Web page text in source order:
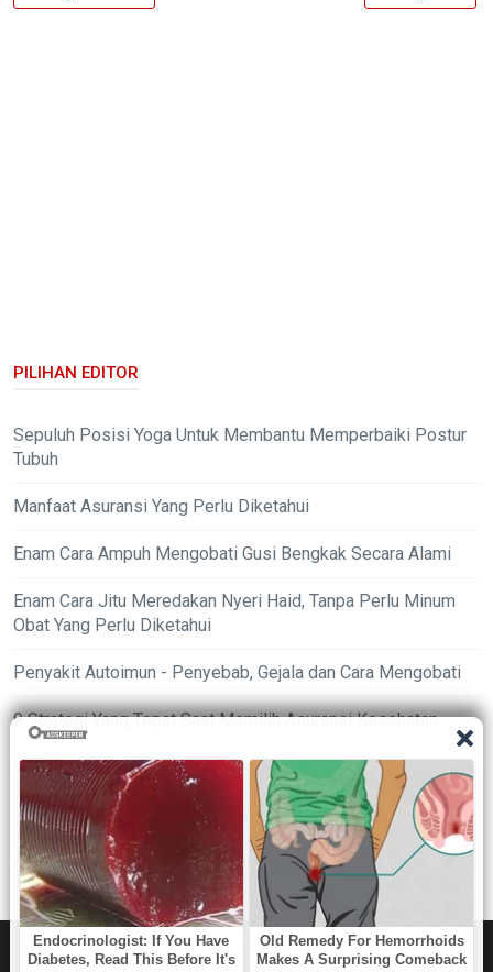
PILIHAN EDITOR
Sepuluh Posisi Yoga Untuk Membantu Memperbaiki Postur
Tubuh
Manfaat Asuransi Yang Perlu Diketahui
Enam Cara Ampuh Mengobati Gusi Bengkak Secara Alami
Enam Cara Jitu Meredakan Nyeri Haid, Tanpa Perlu Minum
Obat Yang Perlu Diketahui
Penyakit Autoimun - Penyebab, Gejala dan Cara Mengobati
9 Strategi Yang Tepat Saat Memilih Asuransi Kesehatan
Ingin Wajah Mulus Tanpa Komedo? Ini Rahasianya
Jangan Pernah Anggap Sepele Tujuh Masalah Vagina Ini
Perlu Diketahui Penyebab Umum Kista Ovarium Bisa Muncul
ABOUT •CONTACT • PRIVACY